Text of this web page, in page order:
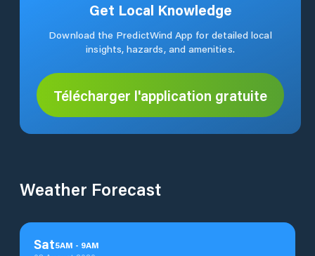
Get Local Knowledge
Download the PredictWind App for detailed local
insights, hazards, and amenities.
Télécharger l'application gratuite
Weather Forecast
Sat5AM - 9AM